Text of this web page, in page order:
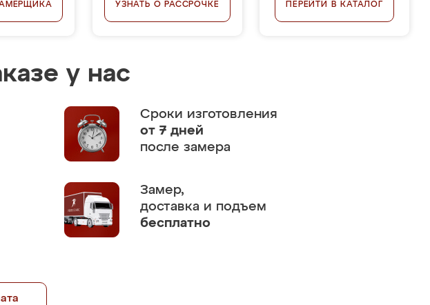
УЗНАТЬ О РАССРОЧКЕ ПЕРЕЙТИ В КАТАЛОГ
у нас
Сроки изготовления
от 7 дней
после замера
Замер,
доставка и подъем
бесплатно